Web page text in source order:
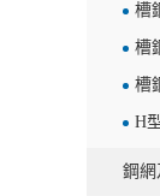
槽
槽
槽
H
鋼網